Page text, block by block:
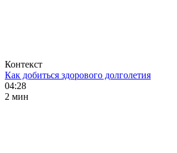
Контекст
Как добиться здорового долголетия
04:28
2 мин